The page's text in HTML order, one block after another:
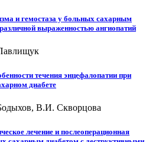
и гемостаза у больных сахарным
выраженностью ангиопатий
течения энцефалопатии при
диабете
В.И. Скворцова
лечение и послеоперационная